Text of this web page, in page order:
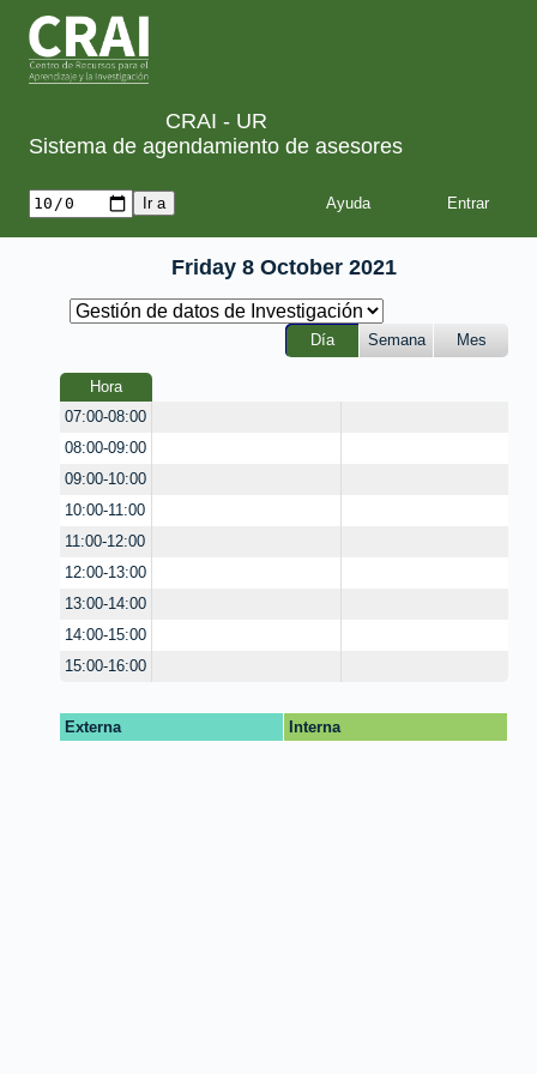
CRAI - UR
Sistema de agendamiento de asesores
Ayuda
Friday 8 October 2021
Día Semana Mes
Hora
07:00-08:00
08:00-09:00
09:00-10:00
10:00-11:00
11:00-12:00
12:00-13:00
13:00-14:00
14:00-15:00
15:00-16:00
Externa Interna